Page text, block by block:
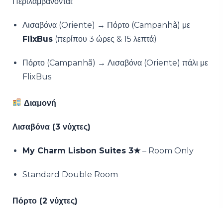
Λισαβόνα (Oriente) → Πόρτο (Campanhã) με
FlixBus (περίπου 3 ώρες & 15 λεπτά)
Πόρτο (Campanhã) → Λισαβόνα (Oriente) πάλι με
FlixBus
Διαμονή
Λισαβόνα (3 νύχτες)
My Charm Lisbon Suites 3★– Room Only
Standard Double Room
Πόρτο (2 νύχτες)